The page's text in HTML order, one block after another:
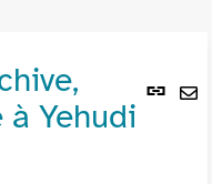
Lien
Yehudi